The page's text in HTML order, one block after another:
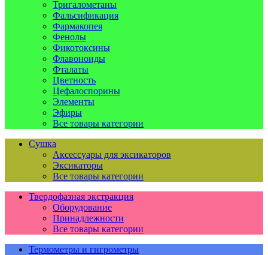
Тригалометаны
Фальсификация
Фармакопея
Фенолы
Фикотоксины
Флавоноиды
Фталаты
Цветность
Цефалоспорины
Элементы
Эфиры
Все товары категории
Сушка
Аксессуары для эксикаторов
Эксикаторы
Все товары категории
Твердофазная экстракция
Оборудование
Принадлежности
Все товары категории
Термометры и гигрометры